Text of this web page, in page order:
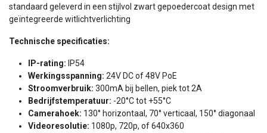
standaard geleverd in een stijlvol zwart gepoedercoat design met
geïntegreerde witlichtverlichting
Technische specificaties:
IP-rating: IP54
Werkingsspanning: 24V DC of 48V PoE
Stroomverbruik: 300mA bij bellen, piek tot 2A
Bedrijfstemperatuur: -20°C tot +55°C
Camerahoek: 130° horizontaal, 70° verticaal, 150° diagonaal
Videoresolutie: 1080p, 720p, of 640x360